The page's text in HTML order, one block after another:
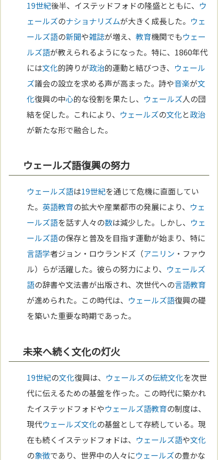
19世紀後半、イステッドフォドの隆盛とともに、 ウ
ェールズのナショナリズムが大きく成長した。 ウェ
ールズ語の新聞や雑誌が増え、教育機関でもウェー
ルズ語が教えられるようになった。特に、1860年代
には文化的誇りが政治的運動と結びつき、 ウェール
ズ議会の設立を求める声が高まった。詩や音楽が文
化復興の中心的な役割を果たし、 ウェールズ人の団
結を促した。これにより、 ウェールズの文化と政治
が新たな形で融合した。
ウェールズ語復興の努力
ウェールズ語は19世紀を通じて危機に直面してい
た。 英語教育の拡大や産業都市の発展により、 ウェ
ールズ語を話す人々の数は減少した。しかし、 ウェ
ールズ語の保存と普及を目指す運動が始まり、特に
言語学者ジョン・ロウランドズ（アニ リン ・ファウ
ル）らが活躍した。彼らの努力により、 ウェールズ
語の辞書や文法書が出版され、次世代への言語教育
が進められた。この時代は、 ウェールズ語復興の礎
を築いた重要な時期であった。
未来へ続く文化の灯火
19世紀の文化復興は、 ウェールズの伝統文化を次世
代に伝えるための基盤を作った。この時代に築かれ
たイステッドフォドやウェールズ語教育の制度は、
現代ウェールズ文化の基盤として存続している。現
在も続くイステッドフォドは、 ウェールズ語や文化
の象徴であり、世界中の人々にウェールズの豊かな